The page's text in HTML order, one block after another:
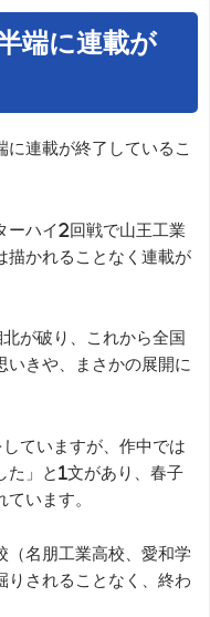
端に連載が
に連載が終了しているこ
ーハイ2回戦で山王工業
描かれることなく連載が
が破り、これから全国
いきや、まさかの展開に
ていますが、作中では
た」と1文があり、春子
います。
（名朋工業高校、愛和学
りされることなく、終わ